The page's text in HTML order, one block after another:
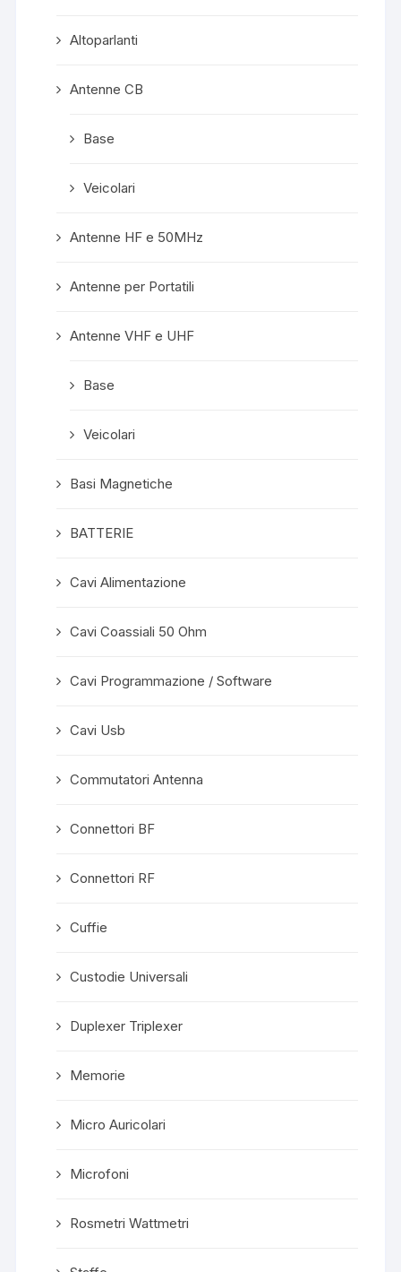
Altoparlanti
Antenne CB
Base
Veicolari
Antenne HF e 50MHz
Antenne per Portatili
Antenne VHF e UHF
Base
Veicolari
Basi Magnetiche
BATTERIE
Cavi Alimentazione
Cavi Coassiali 50 Ohm
Cavi Programmazione / Software
Cavi Usb
Commutatori Antenna
Connettori BF
Connettori RF
Cuffie
Custodie Universali
Duplexer Triplexer
Memorie
Micro Auricolari
Microfoni
Rosmetri Wattmetri